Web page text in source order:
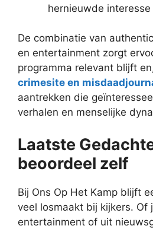
hernieuwde interesse
De combinatie van
en entertainment zorgt
programma relevant blijft
crimesite en
aantrekken die
verhalen en menselijke
Laatste
beoordeel zelf
Bij Ons Op Het Kamp blijft
veel losmaakt bij kijkers. Of
entertainment of uit